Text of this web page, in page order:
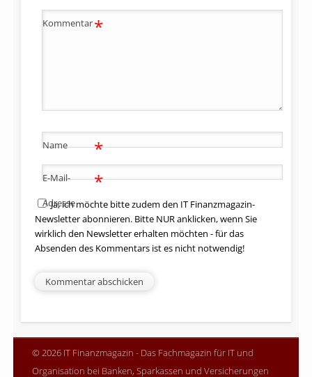
Kommentar*
Name *
E-Mail-
Adresse
*
Ja, ich möchte bitte zudem den IT Finanzmagazin-
Newsletter abonnieren. Bitte NUR anklicken, wenn Sie
wirklich den Newsletter erhalten möchten - für das
Absenden des Kommentars ist es nicht notwendig!
© 2026 IT Finanzmagazin - Das Fachmagazin für IT und
Organisation bei Banken, Sparkassen und Versicherungen